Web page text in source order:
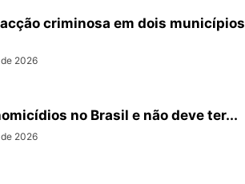
criminosa em dois municípios
2026
no Brasil e não deve ter...
2026